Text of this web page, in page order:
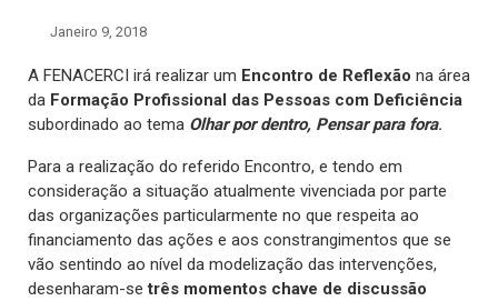
Janeiro 9, 2018
A FENACERCI irá realizar um Encontro de Reflexão na área
da Formação Profissional das Pessoas com Deficiência
subordinado ao tema Olhar por dentro, Pensar para fora.
Para a realização do referido Encontro, e tendo em
consideração a situação atualmente vivenciada por parte
das organizações particularmente no que respeita ao
financiamento das ações e aos constrangimentos que se
vão sentindo ao nível da modelização das intervenções,
desenharam-setrês momentos chave de discussão